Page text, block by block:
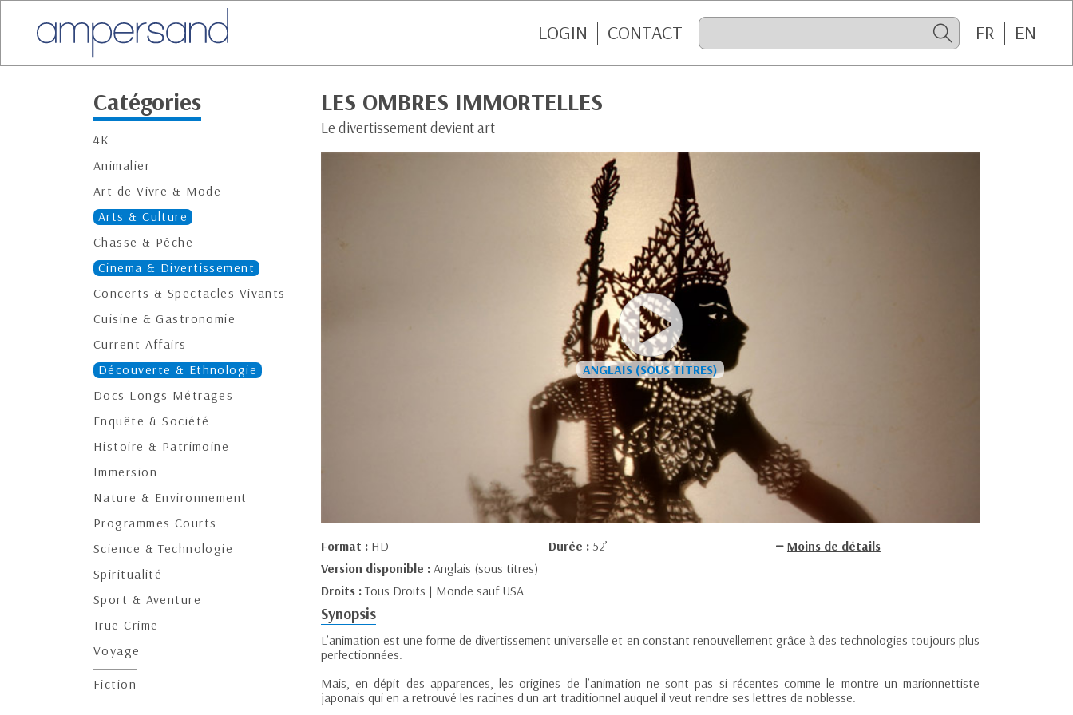
LOGIN CONTACT FR EN
Catégories
4K
Animalier
Art de Vivre & Mode
Arts & Culture
Chasse & Pêche
Cinema & Divertissement
Concerts & Spectacles Vivants
Cuisine & Gastronomie
Current Affairs
Découverte & Ethnologie
Docs Longs Métrages
Enquête & Société
Histoire & Patrimoine
Immersion
Nature & Environnement
Programmes Courts
Science & Technologie
Spiritualité
Sport & Aventure
True Crime
Voyage
Fiction
LES OMBRES IMMORTELLES
Le divertissement devient art
Format : HD Durée : 52’
Moins de détails
Version disponible : Anglais (sous titres)
Droits :Tous Droits | Monde sauf USA
Synopsis
L’animation est une forme de divertissement universelle et en constant renouvellement grâce à des technologies toujours plus
perfectionnées.
Mais, en dépit des apparences, les origines de l’animation ne sont pas si récentes comme le montre un marionnettiste
japonais qui en a retrouvé les racines d'un art traditionnel auquel il veut rendre ses lettres de noblesse.